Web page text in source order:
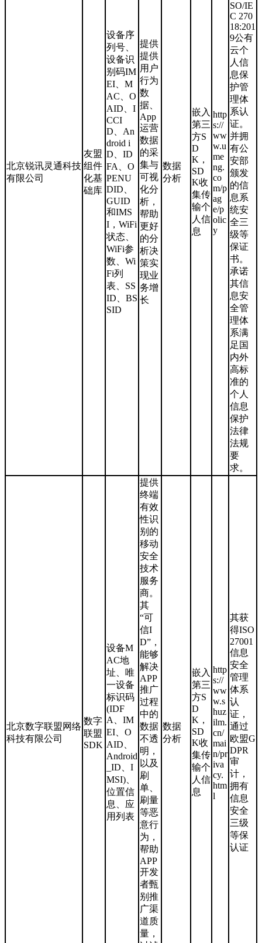
北京锐讯灵通科技
有限公司
友盟
组件
化基
础库
设备序
列号、
设备识
别码IM
EI、M
AC、O
AID、I
CCI
D、An
droid i
D、ID
FA、O
PENU
DID、
GUID
和IMS
I，WiFi
状态、
WiFi参
数、Wi
Fi列
表、SS
ID、BS
SID
提供
提供
用户
行为
数
据、
App
运营
数据
的采
集与
可视
化分
析，
帮助
更好
的分
析决
策实
现业
务增
长
数据
分析
嵌入
第三
方S
D
K，
SD
K收
集传
输个
人信
息
http
s://
ww
w.u
me
ng.
co
m/p
ag
e/p
olic
y
SO/IE
C 270
18:201
9公有
云个
人信
息保
护管
理体
系认
证。
并拥
有公
安部
颁发
的信
息系
统安
全三
级等
保证
书。
承诺
其信
息安
全管
理体
系满
足国
内外
高标
准的
个人
信息
保护
法律
法规
要
求。
北京数字联盟网络
科技有限公司
数字
联盟
SDK
设备M
AC地
址、唯
一设备
标识码
(IDF
A、IM
EI、O
AID、
Android
_ID、I
MSI)、
位置信
息、应
用列表
提供
终端
有效
性识
别的
移动
安全
技术
服务
商。
其
“可
信I
D”，
能够
解决
APP
推广
过程
中的
数据
不透
明，
以及
刷
单、
刷量
等恶
意行
为，
帮助
APP
开发
者甄
别推
广渠
道质
量，
数据
分析
嵌入
第三
方S
D
K，
SD
K收
集传
输个
人信
息
http
s://
ww
w.s
huz
ilm.
cn/
mai
n/pr
iva
cy.
htm
l
其获
得ISO
27001
信息
安全
管理
体系
认
证，
通过
欧盟G
DPR
审
计，
拥有
信息
安全
三级
等保
认证